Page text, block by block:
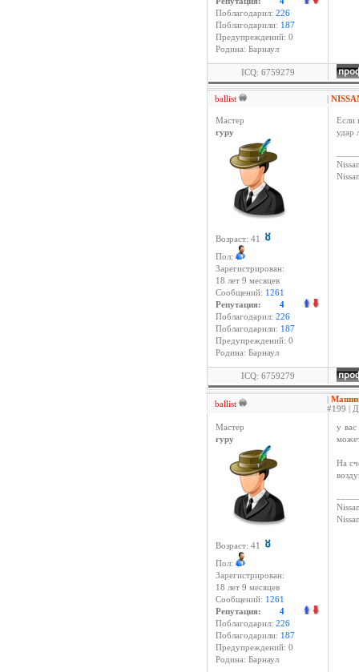
Поблагодарил: 226
Поблагодарили: 187
Предупреждений: 0
Родина: Барнаул
ICQ: 6759279
ballist |
Мастер
гуру
Возраст: 41
Пол:
Зарегистрирован:
18 лет 9 месяцев
Сообщений: 1261
Репутация: 4
Поблагодарил: 226
Поблагодарили: 187
Предупреждений: 0
Родина: Барнаул
Если
удар
ICQ: 6759279
ballist |
#199 |
Мастер
гуру
Возраст: 41
Пол:
Зарегистрирован:
18 лет 9 месяцев
Сообщений: 1261
Репутация: 4
Поблагодарил: 226
Поблагодарили: 187
Предупреждений: 0
Родина: Барнаул
у
На